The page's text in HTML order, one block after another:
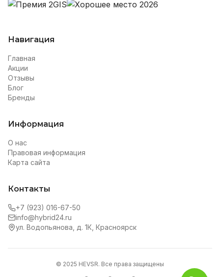
Навигация
Главная
Акции
Отзывы
Блог
Бренды
Информация
О нас
Правовая информация
Карта сайта
Контакты
+7 (923) 016-67-50
info@hybrid24.ru
ул. Водопьянова, д. 1К, Красноярск
© 2025 HEVSR. Все права защищены